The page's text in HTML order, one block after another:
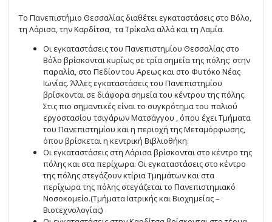
Το Πανεπιστήμιο Θεσσαλίας διαθέτει εγκαταστάσεις στο Βόλο,
τη Λάρισα, την Καρδίτσα, τα Τρίκαλα αλλά και τη Λαμία.
Οι εγκαταστάσεις του Πανεπιστημίου Θεσσαλίας στο
Βόλο βρίσκονται κυρίως σε τρία σημεία της πόλης: στην
παραλία, στο Πεδίον του Aρεως και στο Φυτόκο Νέας
Ιωνίας. Άλλες εγκαταστάσεις του Πανεπιστημίου
βρίσκονται σε διάφορα σημεία του κέντρου της πόλης.
Στις πιο σημαντικές είναι το συγκρότημα του παλιού
εργοστασίου τσιγάρων Ματσάγγου , όπου έχει Τμήματα
του Πανεπιστημίου και η περιοχή της Μεταμόρφωσης,
όπου βρίσκεται η κεντρική Βιβλιοθήκη.
Οι εγκαταστάσεις στη Λάρισα βρίσκονται στο κέντρο της
πόλης και στα περίχωρα. Οι εγκαταστάσεις στο κέντρο
της πόλης στεγάζουν κτίρια Τμημάτων και στα
περίχωρα της πόλης στεγάζεται το Πανεπιστημιακό
Νοσοκομείο.(Τμήματα Ιατρικής και Βιοχημείας –
Βιοτεχνολογίας)